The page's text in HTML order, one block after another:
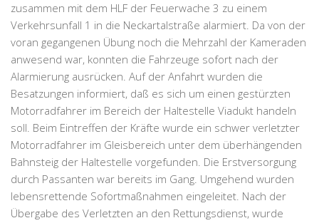
zusammen mit dem HLF der Feuerwache 3 zu einem
Verkehrsunfall 1 in die Neckartalstraße alarmiert. Da von der
voran gegangenen Übung noch die Mehrzahl der Kameraden
anwesend war, konnten die Fahrzeuge sofort nach der
Alarmierung ausrücken. Auf der Anfahrt wurden die
Besatzungen informiert, daß es sich um einen gestürzten
Motorradfahrer im Bereich der Haltestelle Viadukt handeln
soll. Beim Eintreffen der Kräfte wurde ein schwer verletzter
Motorradfahrer im Gleisbereich unter dem überhängenden
Bahnsteig der Haltestelle vorgefunden. Die Erstversorgung
durch Passanten war bereits im Gang. Umgehend wurden
lebensrettende Sofortmaßnahmen eingeleitet. Nach der
Übergabe des Verletzten an den Rettungsdienst, wurde